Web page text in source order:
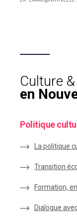
Culture
en
Politique
La politique
Transition
Formation,
Dialogue